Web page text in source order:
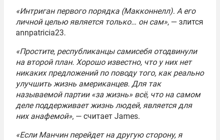
«Интриган первого порядка (Макконнелл). А его
личной целью является только… он сам», — злится
annpatricia23.
«Простите, республиканцы самисебя отодвинули
на второй план. Хорошо известно, что у них нет
никаких предложений по поводу того, как реально
улучшить жизнь американцев. Для так
называемой партии «за жизнь» всё, что на самом
деле поддерживает жизнь людей, является для
них анафемой», — считает James.
«Если Манчин перейдет на другую сторону, я